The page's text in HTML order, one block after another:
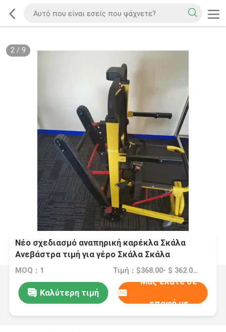
2/ 9
Νέο σχεδιασμό αναπηρική καρέκλα Σκάλα
Ανεβάστρα τιμή για γέρο Σκάλα Σκάλα
Ανεβάστρα Καρέκλα Σκάλα Αναρρίχηση
χειροκίνητη αναπηρική καρέκλα
MOQ：1 Τιμή：$368.00- $ 362.00 /Pieces 1-49 Pieces
Καλύτερη τιμή
Μας ελάτε σε
επαφή με